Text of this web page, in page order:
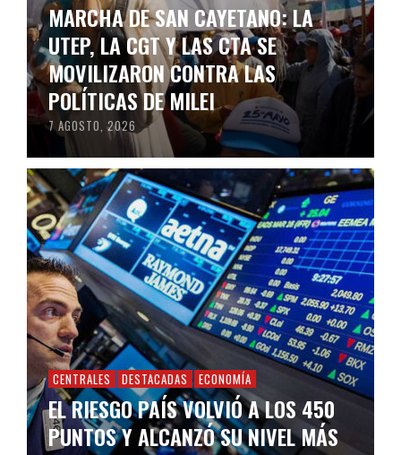
MARCHA DE SAN CAYETANO: LA
UTEP, LA CGT Y LAS CTA SE
MOVILIZARON CONTRA LAS
POLÍTICAS DE MILEI
7 AGOSTO, 2026
CENTRALES DESTACADAS ECONOMÍA
EL RIESGO PAÍS VOLVIÓ A LOS 450
PUNTOS Y ALCANZÓ SU NIVEL MÁS